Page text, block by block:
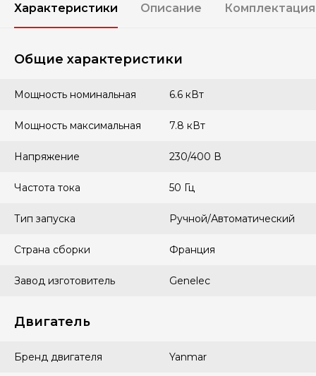
Характеристики Описание Комплектация
Общие характеристики
Мощность номинальная 6.6 кВт
Мощность максимальная 7.8 кВт
Напряжение 230/400 В
Частота тока 50 Гц
Тип запуска Ручной/Автоматический
Страна сборки Франция
Завод изготовитель Genelec
Двигатель
Бренд двигателя Yanmar